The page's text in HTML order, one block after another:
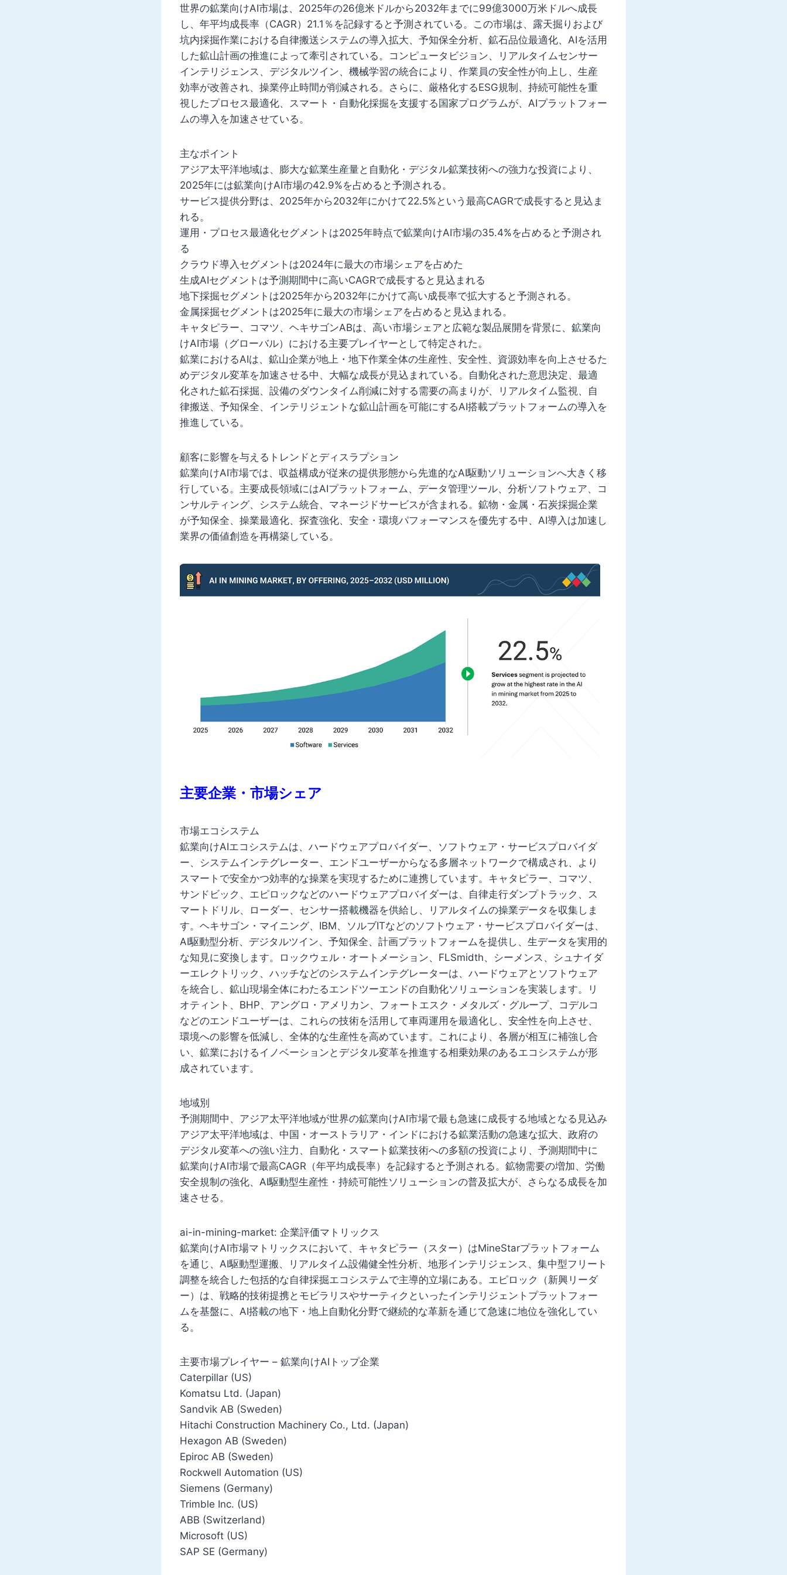
世界の鉱業向けAI市場は、2025年の26億米ドルから2032年までに99億3000万米ドルへ成長
し、年平均成長率（CAGR）21.1％を記録すると予測されている。この市場は、露天掘りおよび
坑内採掘作業における自律搬送システムの導入拡大、予知保全分析、鉱石品位最適化、AIを活用
した鉱山計画の推進によって牽引されている。コンピュータビジョン、リアルタイムセンサー
インテリジェンス、デジタルツイン、機械学習の統合により、作業員の安全性が向上し、生産
効率が改善され、操業停止時間が削減される。さらに、厳格化するESG規制、持続可能性を重
視したプロセス最適化、スマート・自動化採掘を支援する国家プログラムが、AIプラットフォー
ムの導入を加速させている。
主なポイント
アジア太平洋地域は、膨大な鉱業生産量と自動化・デジタル鉱業技術への強力な投資により、
2025年には鉱業向けAI市場の42.9%を占めると予測される。
サービス提供分野は、2025年から2032年にかけて22.5%という最高CAGRで成長すると見込ま
れる。
運用・プロセス最適化セグメントは2025年時点で鉱業向けAI市場の35.4%を占めると予測され
る
クラウド導入セグメントは2024年に最大の市場シェアを占めた
生成AIセグメントは予測期間中に高いCAGRで成長すると見込まれる
地下採掘セグメントは2025年から2032年にかけて高い成長率で拡大すると予測される。
金属採掘セグメントは2025年に最大の市場シェアを占めると見込まれる。
キャタピラー、コマツ、ヘキサゴンABは、高い市場シェアと広範な製品展開を背景に、鉱業向
けAI市場（グローバル）における主要プレイヤーとして特定された。
鉱業におけるAIは、鉱山企業が地上・地下作業全体の生産性、安全性、資源効率を向上させるた
めデジタル変革を加速させる中、大幅な成長が見込まれている。自動化された意思決定、最適
化された鉱石採掘、設備のダウンタイム削減に対する需要の高まりが、リアルタイム監視、自
律搬送、予知保全、インテリジェントな鉱山計画を可能にするAI搭載プラットフォームの導入を
推進している。
顧客に影響を与えるトレンドとディスラプション
鉱業向けAI市場では、収益構成が従来の提供形態から先進的なAI駆動ソリューションへ大きく移
行している。主要成長領域にはAIプラットフォーム、データ管理ツール、分析ソフトウェア、コ
ンサルティング、システム統合、マネージドサービスが含まれる。鉱物・金属・石炭採掘企業
が予知保全、操業最適化、探査強化、安全・環境パフォーマンスを優先する中、AI導入は加速し
業界の価値創造を再構築している。
主要企業・市場シェア
市場エコシステム
鉱業向けAIエコシステムは、ハードウェアプロバイダー、ソフトウェア・サービスプロバイダ
ー、システムインテグレーター、エンドユーザーからなる多層ネットワークで構成され、より
スマートで安全かつ効率的な操業を実現するために連携しています。キャタピラー、コマツ、
サンドビック、エピロックなどのハードウェアプロバイダーは、自律走行ダンプトラック、ス
マートドリル、ローダー、センサー搭載機器を供給し、リアルタイムの操業データを収集しま
す。ヘキサゴン・マイニング、IBM、ソルブITなどのソフトウェア・サービスプロバイダーは、
AI駆動型分析、デジタルツイン、予知保全、計画プラットフォームを提供し、生データを実用的
な知見に変換します。ロックウェル・オートメーション、FLSmidth、シーメンス、シュナイダ
ーエレクトリック、ハッチなどのシステムインテグレーターは、ハードウェアとソフトウェア
を統合し、鉱山現場全体にわたるエンドツーエンドの自動化ソリューションを実装します。リ
オティント、BHP、アングロ・アメリカン、フォートエスク・メタルズ・グループ、コデルコ
などのエンドユーザーは、これらの技術を活用して車両運用を最適化し、安全性を向上させ、
環境への影響を低減し、全体的な生産性を高めています。これにより、各層が相互に補強し合
い、鉱業におけるイノベーションとデジタル変革を推進する相乗効果のあるエコシステムが形
成されています。
地域別
予測期間中、アジア太平洋地域が世界の鉱業向けAI市場で最も急速に成長する地域となる見込み
アジア太平洋地域は、中国・オーストラリア・インドにおける鉱業活動の急速な拡大、政府の
デジタル変革への強い注力、自動化・スマート鉱業技術への多額の投資により、予測期間中に
鉱業向けAI市場で最高CAGR（年平均成長率）を記録すると予測される。鉱物需要の増加、労働
安全規制の強化、AI駆動型生産性・持続可能性ソリューションの普及拡大が、さらなる成長を加
速させる。
ai-in-mining-market: 企業評価マトリックス
鉱業向けAI市場マトリックスにおいて、キャタピラー（スター）はMineStarプラットフォーム
を通じ、AI駆動型運搬、リアルタイム設備健全性分析、地形インテリジェンス、集中型フリート
調整を統合した包括的な自律採掘エコシステムで主導的立場にある。エピロック（新興リーダ
ー）は、戦略的技術提携とモビラリスやサーティクといったインテリジェントプラットフォー
ムを基盤に、AI搭載の地下・地上自動化分野で継続的な革新を通じて急速に地位を強化してい
る。
主要市場プレイヤー – 鉱業向けAIトップ企業
Caterpillar (US)
Komatsu Ltd. (Japan)
Sandvik AB (Sweden)
Hitachi Construction Machinery Co., Ltd. (Japan)
Hexagon AB (Sweden)
Epiroc AB (Sweden)
Rockwell Automation (US)
Siemens (Germany)
Trimble Inc. (US)
ABB (Switzerland)
Microsoft (US)
SAP SE (Germany)